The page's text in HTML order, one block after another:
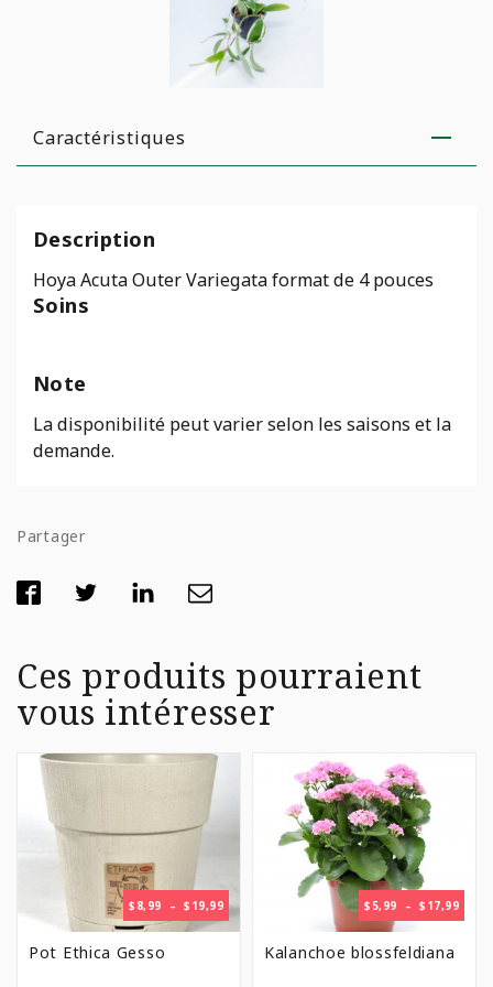
Caractéristiques
Description
Hoya Acuta Outer Variegata format de 4 pouces
Soins
Note
La disponibilité peut varier selon les saisons et la
demande.
Partager
Ces produits pourraient
vous intéresser
$ 8,99 – $ 19,99PLAGE
DE
Pot Ethica Gesso
$ 5,99 – $ 17,99
DE
Kalanchoe blossfeldiana